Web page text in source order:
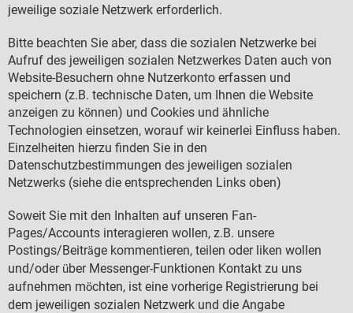
jeweilige soziale Netzwerk erforderlich.
Bitte beachten Sie aber, dass die sozialen Netzwerke bei
Aufruf des jeweiligen sozialen Netzwerkes Daten auch von
Website-Besuchern ohne Nutzerkonto erfassen und
speichern (z.B. technische Daten, um Ihnen die Website
anzeigen zu können) und Cookies und ähnliche
Technologien einsetzen, worauf wir keinerlei Einfluss haben.
Einzelheiten hierzu finden Sie in den
Datenschutzbestimmungen des jeweiligen sozialen
Netzwerks (siehe die entsprechenden Links oben)
Soweit Sie mit den Inhalten auf unseren Fan-
Pages/Accounts interagieren wollen, z.B. unsere
Postings/Beiträge kommentieren, teilen oder liken wollen
und/oder über Messenger-Funktionen Kontakt zu uns
aufnehmen möchten, ist eine vorherige Registrierung bei
dem jeweiligen sozialen Netzwerk und die Angabe